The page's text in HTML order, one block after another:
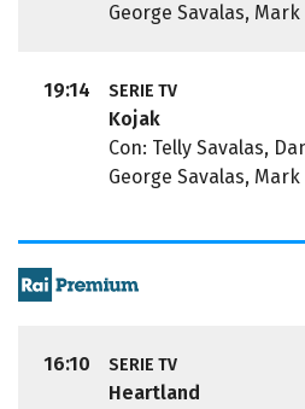
George Savalas,
19:14 SERIE TV
Kojak
Con: Telly Savalas,
George Savalas,
16:10 SERIE TV
Heartland